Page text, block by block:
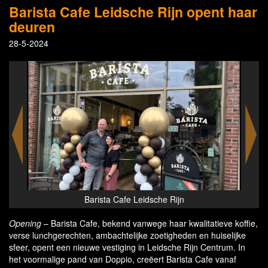
Barista Cafe Leidsche Rijn opent haar
deuren
28-5-2024
Barista Cafe Leidsche Rijn
Opening – Barista Cafe, bekend vanwege haar kwalitatieve koffie,
verse lunchgerechten, ambachtelijke zoetigheden en huiselijke
sfeer, opent een nieuwe vestiging in Leidsche Rijn Centrum. In
het voormalige pand van Doppio, creëert Barista Cafe vanaf